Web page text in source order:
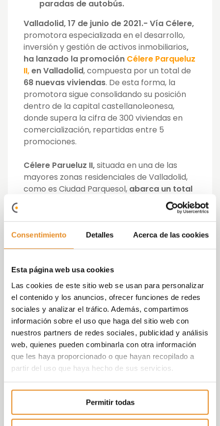
Consentimiento Detalles Acerca de las cookies
Esta página web usa cookies
Las cookies de este sitio web se usan para personalizar
el contenido y los anuncios, ofrecer funciones de redes
sociales y analizar el tráfico. Además, compartimos
información sobre el uso que haga del sitio web con
nuestros partners de redes sociales, publicidad y análisis
web, quienes pueden combinarla con otra información
que les haya proporcionado o que hayan recopilado a
partir del uso que haya hecho de sus servicios.
Permitir todas
paradas de autobús.
Valladolid, 17 de junio de 2021.- Vía Célere,
promotora especializada en el desarrollo,
inversión y gestión de activos inmobiliarios,
ha lanzado la promoción Célere Parqueluz
II,en Valladolid, compuesta por un total de
68 nuevas viviendas. De esta forma, la
promotora sigue consolidando su posición
dentro de la capital castellanoleonesa,
donde supera la cifra de 300 viviendas en
comercialización, repartidas entre 5
promociones.
Célere Parueluz II,situada en una de las
mayores zonas residenciales de Valladolid,
como es Ciudad Parquesol, abarca un total
de 68 viviendas de dos tres, cuatro y cinco
dormitorios, distribuidas en un edificio de
ocho alturas. Además, la promoción está
situada en una ubicación que garantiza la
mayor facilidad para moverse dentro de la
destino, ya que está a tan solo un kilómetro
de la Ronda Sur y muy próxima a varias
paradas de autobús.
Sin embargo, esta movilidad no implica que
no cuente con servicios en las
inmediaciones. De hecho, los futuros
habitantes de Célere Parqueluz II contarán
con una amplia gama de servicios en
supermercados, centros de estudios y
centros sanitarios.